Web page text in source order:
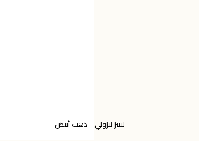
لابيز لازولي - ذهب أبيض